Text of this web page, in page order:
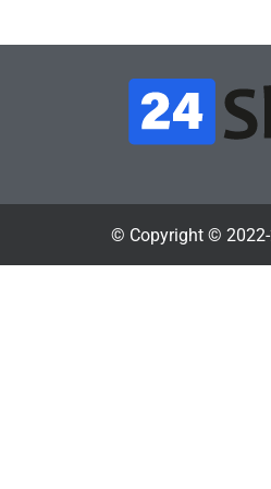
© Copyright © 2022-